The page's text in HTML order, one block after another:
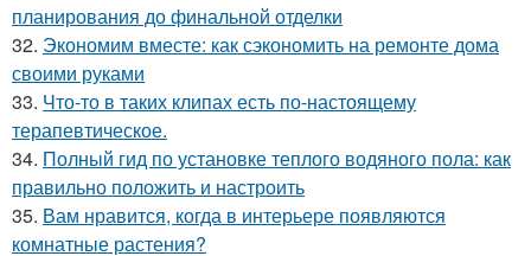
планирования до финальной отделки
32. Экономим вместе: как сэкономить на ремонте дома
своими руками
33. Что-то в таких клипах есть по-настоящему
терапевтическое.
34. Полный гид по установке теплого водяного пола: как
правильно положить и настроить
35. Вам нравится, когда в интерьере появляются
комнатные растения?